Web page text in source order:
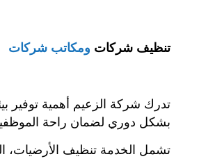
تنظيف شركات ومكاتب شركات
تدرك شركة الزعيم أهمية
بشكل دوري لضمان راحة الموظفين
تشمل الخدمة تنظيف الأرضيات،